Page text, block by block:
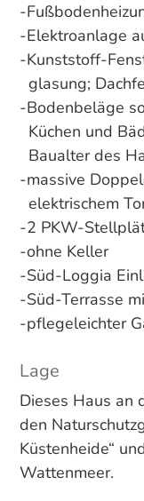
-
-Elektroanlage
-Kunststoff-
glasung;
-Bodenbeläge
Küchen und
Baualter des
-massive
elektrischem
-2 PKW-
-ohne Keller
-Süd-Loggia
-Süd-Terrasse
-pflegeleichter
Lage
Dieses Haus an
den
Küstenheide“
Wattenmeer.